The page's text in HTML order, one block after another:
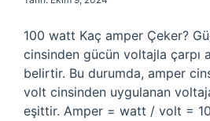
100 watt Kaç amper Çeker?
cinsinden gücün voltajla çarpı
belirtir. Bu durumda, amper
volt cinsinden uygulanan
eşittir. Amper = watt / volt =